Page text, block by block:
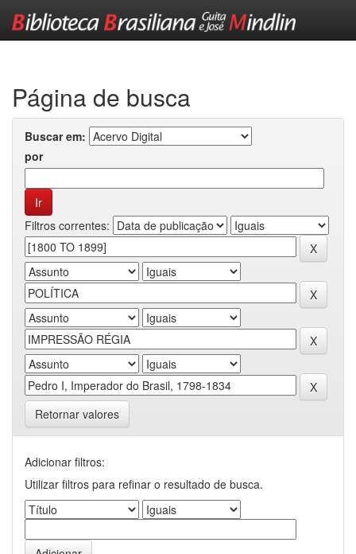
Página de busca
Buscar em:
por
Filtros correntes:
Retornar valores
Adicionar filtros:
Utilizar filtros para refinar o resultado de busca.